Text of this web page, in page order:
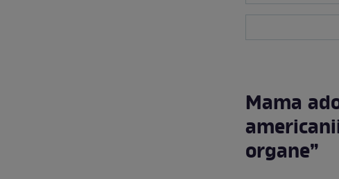
Mama
organe”